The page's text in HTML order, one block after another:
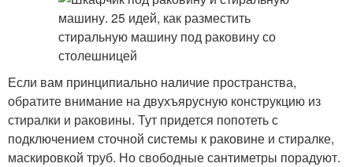
Если вам принципиально наличие пространства,
обратите внимание на двухъярусную конструкцию из
стиралки и раковины. Тут придется попотеть с
подключением сточной системы к раковине и стиралке,
маскировкой труб. Но свободные сантиметры порадуют.